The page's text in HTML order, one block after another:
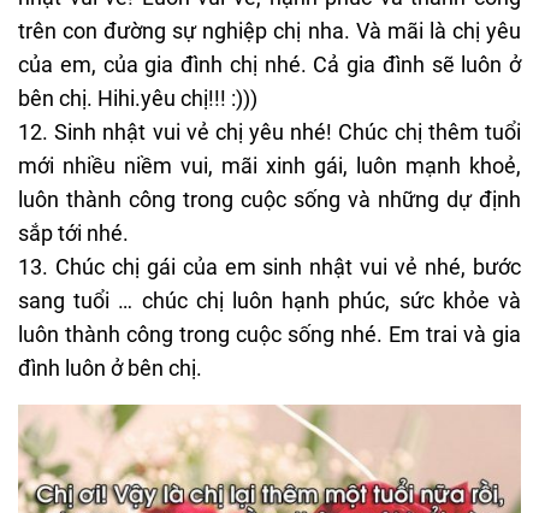
trên con đường sự nghiệp chị nha. Và mãi là chị yêu
của em, của gia đình chị nhé. Cả gia đình sẽ luôn ở
bên chị. Hihi.yêu chị!!! :)))
12. Sinh nhật vui vẻ chị yêu nhé! Chúc chị thêm tuổi
mới nhiều niềm vui, mãi xinh gái, luôn mạnh khoẻ,
luôn thành công trong cuộc sống và những dự định
sắp tới nhé.
13. Chúc chị gái của em sinh nhật vui vẻ nhé, bước
sang tuổi … chúc chị luôn hạnh phúc, sức khỏe và
luôn thành công trong cuộc sống nhé. Em trai và gia
đình luôn ở bên chị.